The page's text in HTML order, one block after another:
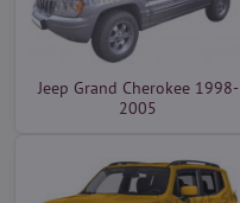
Jeep Grand Cherokee 1998-
2005